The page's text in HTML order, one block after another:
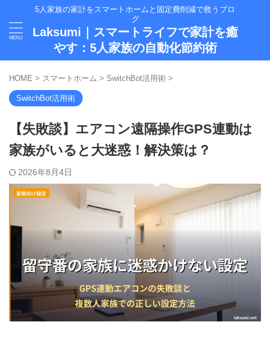
5人家族の家計をスマートホームと固定費削減で救うブロ
グ
Laksumi｜スマートライフで家計を癒
やす：5人家族の自動化節約術
HOME > スマートホーム > SwitchBot活用術 >
SwitchBot活用術
【失敗談】エアコン遠隔操作GPS連動は
家族がいると大迷惑！解決策は？
2026年8月4日